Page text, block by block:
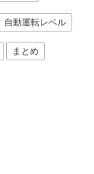
自動運転レベル
まとめ